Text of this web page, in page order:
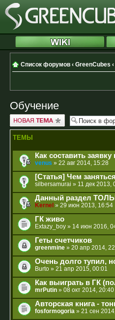
Список форумов ‹ GreenCubes ‹
Обучение
Новая тема
ТЕМЫ
Как составить
venus » 22 авг 2014, 15:28
[Статья] Чем
silbersamurai » 11 дек 2013,
Данный раздел
Kernel » 29 июн 2013, 16:54
ГК живо
Extazy_boy » 14 июн 2016,
Геты счетчиков
greenmine » 20 апр 2014,
Очень долго тупил,
Burto » 21 апр 2015, 00:01
Как выиграть в ГК
mrPutin » 08 окт 2014, 20:40
Авторская книга -
fosformogoria » 21 сен